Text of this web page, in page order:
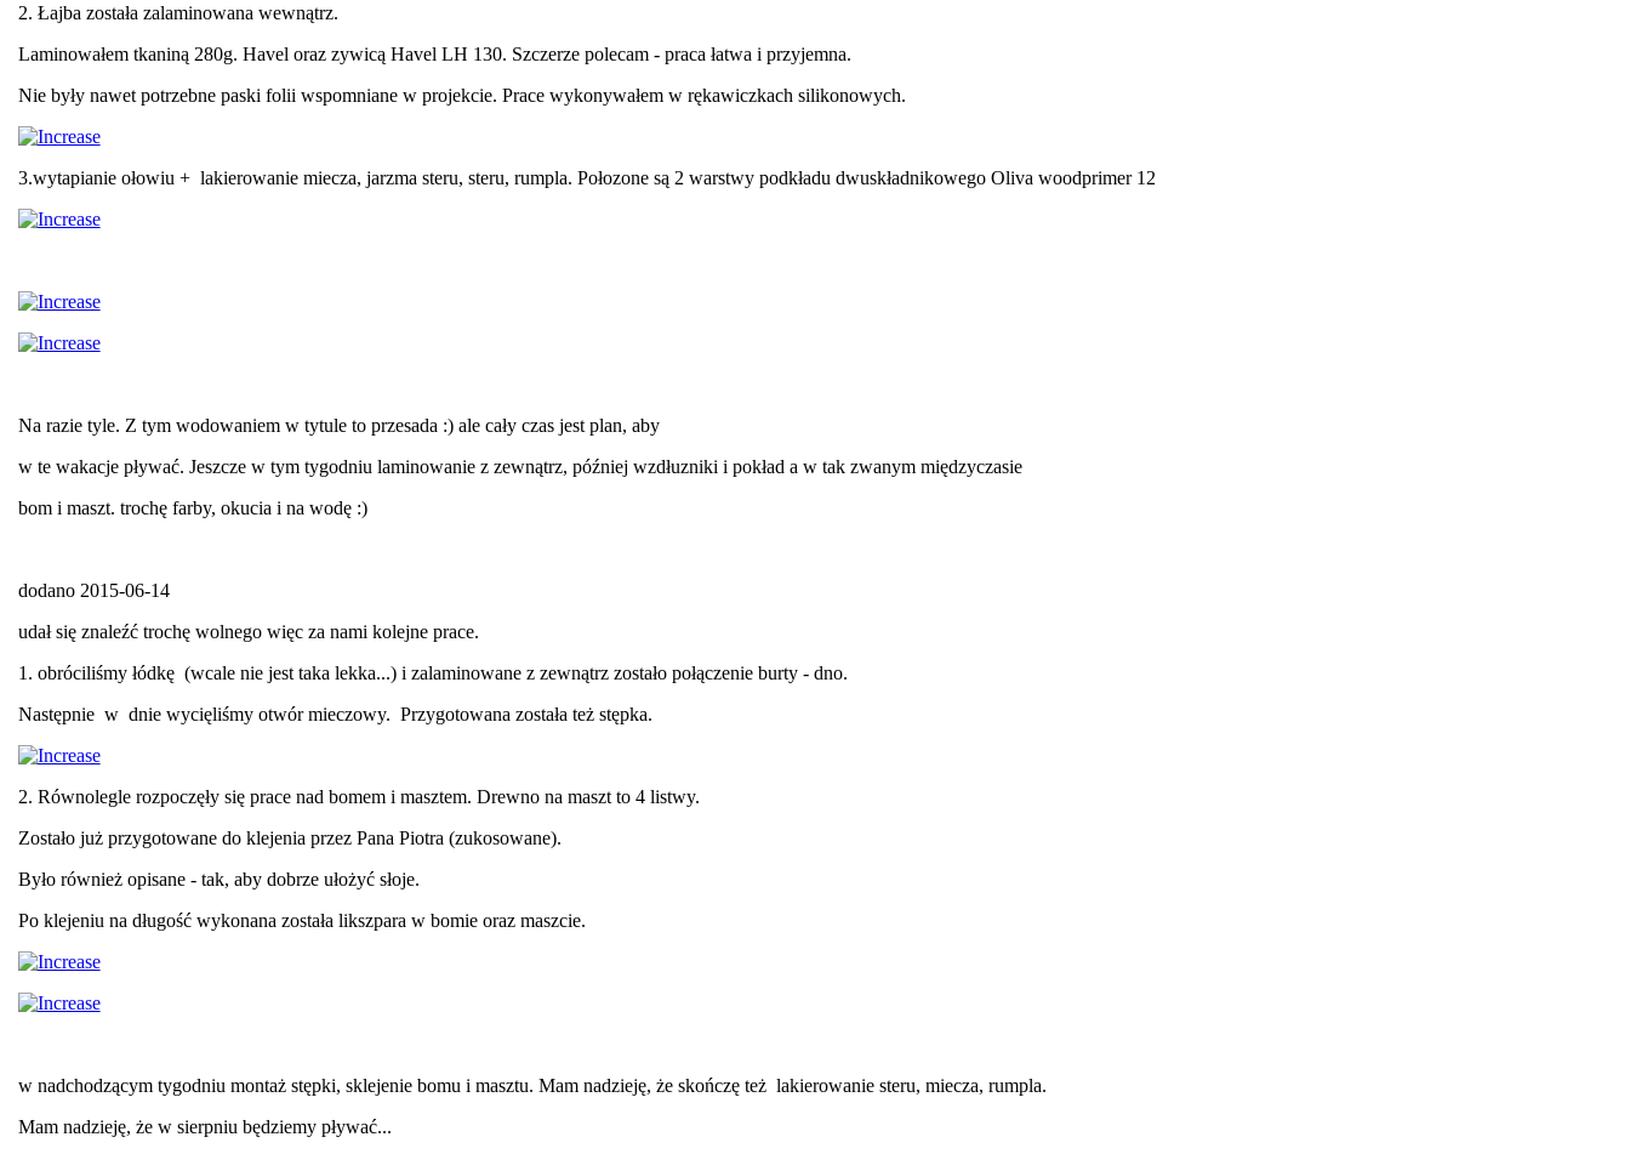
2. Łajba została zalaminowana wewnątrz.
Laminowałem tkaniną 280g. Havel oraz zywicą Havel LH 130. Szczerze polecam - praca łatwa i przyjemna.
Nie były nawet potrzebne paski folii wspomniane w projekcie. Prace wykonywałem w rękawiczkach silikonowych.
3.wytapianie ołowiu + lakierowanie miecza, jarzma steru, steru, rumpla. Połozone są 2 warstwy podkładu dwuskładnikowego Oliva woodprimer 12
Na razie tyle. Z tym wodowaniem w tytule to przesada :) ale cały czas jest plan, aby
w te wakacje pływać. Jeszcze w tym tygodniu laminowanie z zewnątrz, później wzdłuzniki i pokład a w tak zwanym międzyczasie
bom i maszt. trochę farby, okucia i na wodę :)
dodano 2015-06-14
udał się znaleźć trochę wolnego więc za nami kolejne prace.
1. obróciliśmy łódkę (wcale nie jest taka lekka...) i zalaminowane z zewnątrz zostało połączenie burty - dno.
Następnie w dnie wycięliśmy otwór mieczowy. Przygotowana została też stępka.
2. Równolegle rozpoczęły się prace nad bomem i masztem. Drewno na maszt to 4 listwy.
Zostało już przygotowane do klejenia przez Pana Piotra (zukosowane).
Było również opisane - tak, aby dobrze ułożyć słoje.
Po klejeniu na długość wykonana została likszpara w bomie oraz maszcie.
w nadchodzącym tygodniu montaż stępki, sklejenie bomu i masztu. Mam nadzieję, że skończę też lakierowanie steru, miecza, rumpla.
Mam nadzieję, że w sierpniu będziemy pływać...